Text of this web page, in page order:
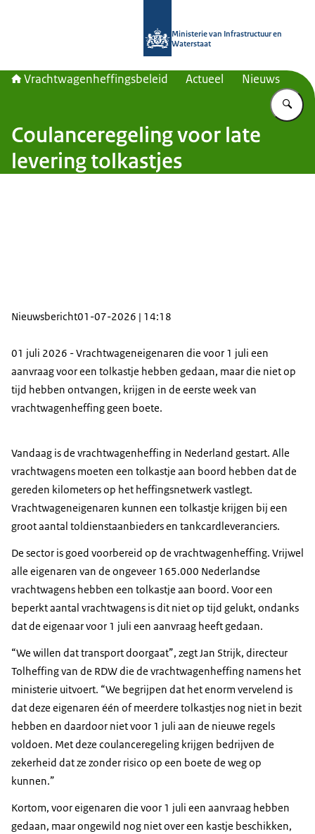
Ministerie van Infrastructuur en
Waterstaat
Vrachtwagenheffingsbeleid Actueel Nieuws
Coulanceregeling voor late
levering tolkastjes
Nieuwsbericht01-07-2026 | 14:18
01 juli 2026 - Vrachtwageneigenaren die voor 1 juli een
aanvraag voor een tolkastje hebben gedaan, maar die niet op
tijd hebben ontvangen, krijgen in de eerste week van
vrachtwagenheffing geen boete.
Vandaag is de vrachtwagenheffing in Nederland gestart. Alle
vrachtwagens moeten een tolkastje aan boord hebben dat de
gereden kilometers op het heffingsnetwerk vastlegt.
Vrachtwageneigenaren kunnen een tolkastje krijgen bij een
groot aantal toldienstaanbieders en tankcardleveranciers.
De sector is goed voorbereid op de vrachtwagenheffing. Vrijwel
alle eigenaren van de ongeveer 165.000 Nederlandse
vrachtwagens hebben een tolkastje aan boord. Voor een
beperkt aantal vrachtwagens is dit niet op tijd gelukt, ondanks
dat de eigenaar voor 1 juli een aanvraag heeft gedaan.
“We willen dat transport doorgaat”, zegt Jan Strijk, directeur
Tolheffing van de RDW die de vrachtwagenheffing namens het
ministerie uitvoert. “We begrijpen dat het enorm vervelend is
dat deze eigenaren één of meerdere tolkastjes nog niet in bezit
hebben en daardoor niet voor 1 juli aan de nieuwe regels
voldoen. Met deze coulanceregeling krijgen bedrijven de
zekerheid dat ze zonder risico op een boete de weg op
kunnen.”
Kortom, voor eigenaren die voor 1 juli een aanvraag hebben
gedaan, maar ongewild nog niet over een kastje beschikken,